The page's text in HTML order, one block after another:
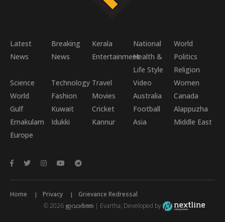
Latest
News
Breaking
News
Kerala National
World
EntertainmentHealth &
Life Style
Politics
Religion
Science
World
Technology Travel Video
Women
Fashion
Movies Australia
Canada
Gulf
Kuwait Cricket Football
Alappuzha
Ernakulam
Idukki Kannur Asia
Middle East
Europe
Home Privacy
Grievance Redressal
© 2026 ഇവാർത്ത | Evartha; Developed by